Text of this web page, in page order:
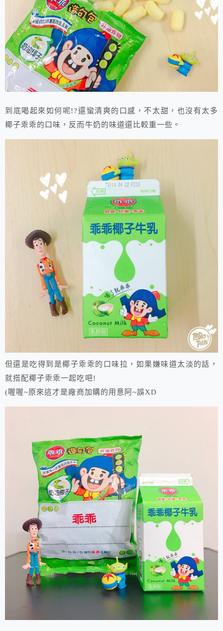
到底喝起來如何呢!?還蠻清爽的口感，不太甜，也沒有太多
椰子乖乖的口味，反而牛奶的味道還比較重一些。
但還是吃得到是椰子乖乖的口味拉，如果嫌味道太淡的話，
就搭配椰子乖乖一起吃吧!
(喔喔~原來這才是廠商加購的用意阿~誤XD